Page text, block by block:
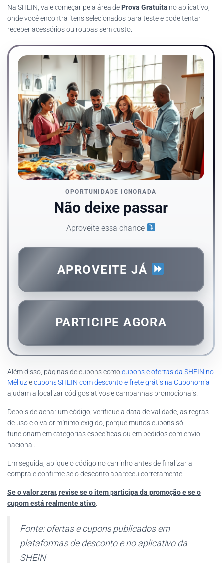
Na SHEIN, vale começar pela área de Prova Gratuita no aplicativo,
onde você encontra itens selecionados para teste e pode tentar
receber acessórios ou roupas sem custo.
OPORTUNIDADE IGNORADA
Não deixe passar
Aproveite essa chance
APROVEITE JÁ
PARTICIPE AGORA
Além disso, páginas de cupons comocupons e ofertas da SHEIN no
Méliuz ecupons SHEIN com desconto e frete grátis na Cuponomia
ajudam a localizar códigos ativos e campanhas promocionais.
Depois de achar um código, verifique a data de validade, as regras
de uso e o valor mínimo exigido, porque muitos cupons só
funcionam em categorias específicas ou em pedidos com envio
nacional.
Em seguida, aplique o código no carrinho antes de finalizar a
compra e confirme se o desconto apareceu corretamente.
Se o valor zerar, revise se o item participa da promoção e se o
cupom está realmente ativo
Fonte: ofertas e cupons publicados em
plataformas de desconto e no aplicativo da
SHEIN